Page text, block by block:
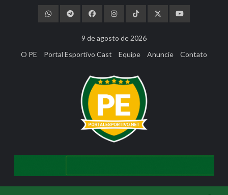
9 de agosto de 2026
O PE
Portal Esportivo Cast Equipe Anuncie Contato